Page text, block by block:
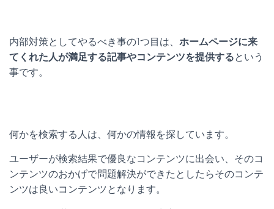
内部対策としてやるべき事の1つ目は、 ホームページに来
てくれた人が満足する記事やコンテンツを提供するという
事です。
何かを検索する人は、何かの情報を探しています。
ユーザーが検索結果で優良なコンテンツに出会い、そのコ
ンテンツのおかげで問題解決ができたとしたらそのコンテ
ンツは良いコンテンツとなります。